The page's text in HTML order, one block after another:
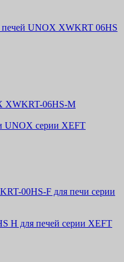
XWKRT-06HS-M
00HS-F для печи серии